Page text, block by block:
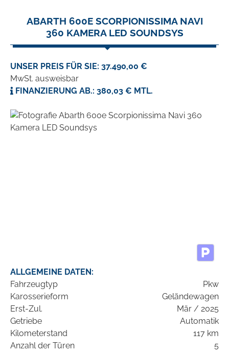
ABARTH 600E SCORPIONISSIMA NAVI
360 KAMERA LED SOUNDSYS
UNSER PREIS FÜR SIE: 37.490,00 €
MwSt. ausweisbar
FINANZIERUNG AB.: 380,03 € MTL.
ALLGEMEINE DATEN:
Fahrzeugtyp
Pkw
Karosserieform
Geländewagen
Erst-Zul.
Mär / 2025
Getriebe
Automatik
Kilometerstand
117 km
Anzahl der Türen
5